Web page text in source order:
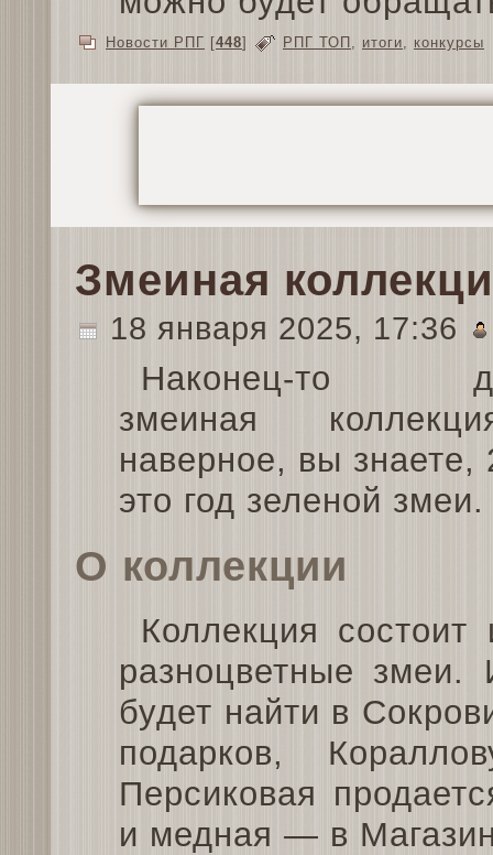
Новости РПГ [448] РПГ ТОП итоги конкурсы
Змеиная
18 января 2025, 17:36
Наконец-то
змеиная
наверное, вы знаете,
это год зеленой змеи.
О коллекции
Коллекция
разноцветные
будет найти в
подарков,
Персиковая
и медная — в